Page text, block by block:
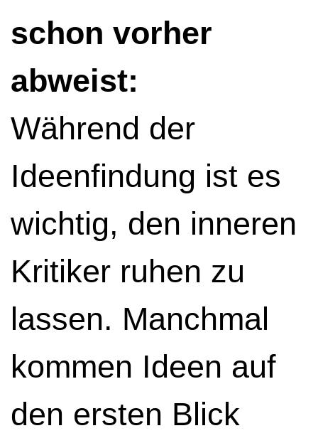
schon vorher
abweist:
Während der
Ideenfindung ist es
wichtig, den inneren
Kritiker ruhen zu
lassen. Manchmal
kommen Ideen auf
den ersten Blick